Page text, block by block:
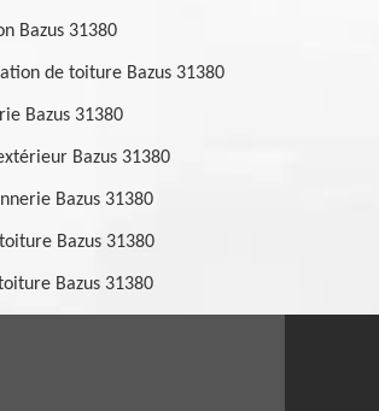
Bazus 31380
de toiture Bazus 31380
Bazus 31380
Bazus 31380
Bazus 31380
Bazus 31380
Bazus 31380